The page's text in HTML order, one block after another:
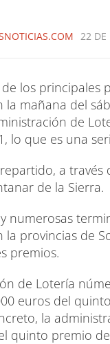
22 DE
los principales
la mañana del
de
lo que es una
a
de la Sierra.
numerosas
la provincias de
premios.
de Lotería
euros del
la
quinto premio